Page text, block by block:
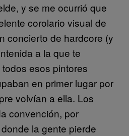
y se me ocurrió que
corolario visual de
concierto de hardcore (y
a la que te
esos pintores
en primer lugar por
volvían a ella. Los
convención, por
la gente pierde